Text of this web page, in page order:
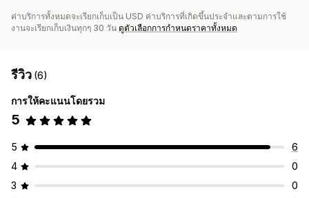
ค่าบริการทั้งหมดจะเรียกเก็บเป็น USD ค่าบริการที่เกิดขึ้นประจำและตามการใช้
งานจะเรียกเก็บเงินทุกๆ 30 วัน ดูตัวเลือกการกำหนดราคาทั้งหมด
รีวิว (6)
การให้คะแนนโดยรวม
5
5
6
4
0
3
0